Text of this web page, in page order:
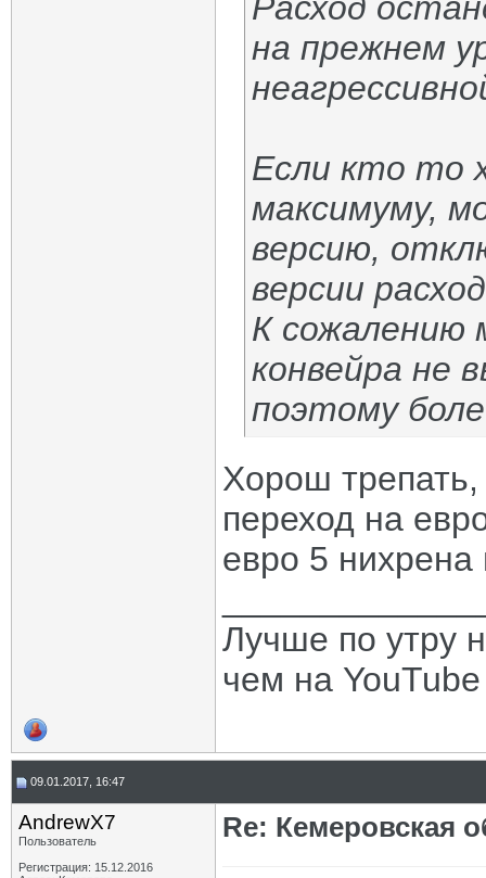
на прежнем
Если кто то
максимуму,
версию,
версии
К сожалению
конвейра не
поэтому
Хорош
переход на
евро 5
Лучше по утру
чем на
09.01.2017, 16:47
AndrewX7
Пользователь
Регистрация: 15.12.2016
Re: Кемеровская